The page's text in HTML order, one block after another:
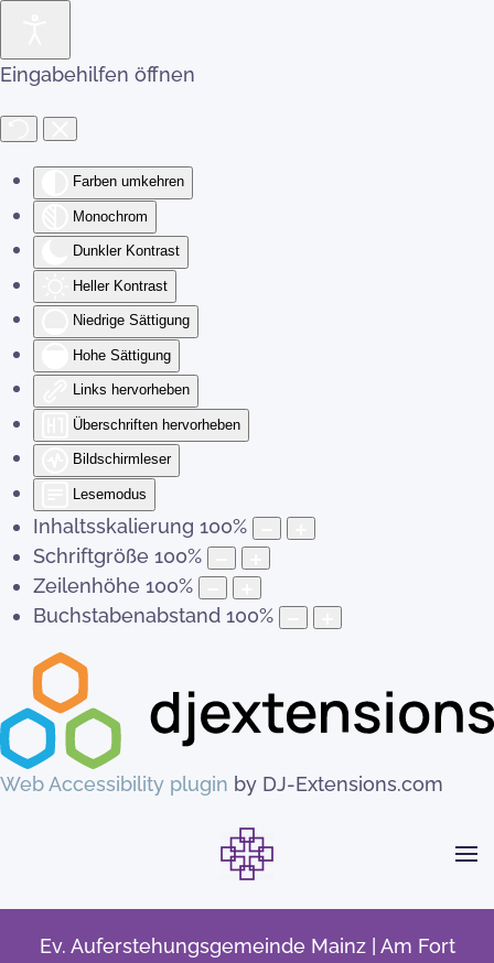
Eingabehilfen öffnen
Farben umkehren
Monochrom
Dunkler Kontrast
Heller Kontrast
Niedrige Sättigung
Hohe Sättigung
Links hervorheben
Überschriften hervorheben
Bildschirmleser
Lesemodus
Inhaltsskalierung 100%
Schriftgröße 100%
Zeilenhöhe 100%
Buchstabenabstand 100%
Web Accessibility plugin by DJ-Extensions.com
Zum Hauptinhalt springen
Ev. Auferstehungsgemeinde Mainz | Am Fort